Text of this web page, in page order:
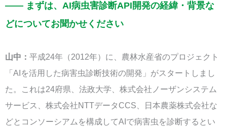
—— まずは、AI病虫害診断API開発の経緯・背景な
どについてお聞かせください
山中： 平成24年（2012年）に、農林水産省のプロジェクト
「AIを活⽤した病害⾍診断技術の開発」がスタートしまし
た。これは24府県、法政大学、株式会社ノーザンシステム
サービス、株式会社NTTデータCCS、日本農薬株式会社な
どとコンソーシアムを構成してAIで病害虫を診断するとい